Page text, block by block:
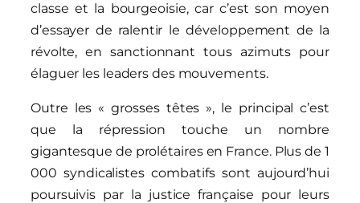
classe et la bourgeoisie, car c’est son moyen
d’essayer de ralentir le développement de la
révolte, en sanctionnant tous azimuts pour
élaguer les leaders des mouvements.
Outre les « grosses têtes », le principal c’est
que la répression touche un nombre
gigantesque de prolétaires en France. Plus de 1
000 syndicalistes combatifs sont aujourd’hui
poursuivis par la justice française pour leurs